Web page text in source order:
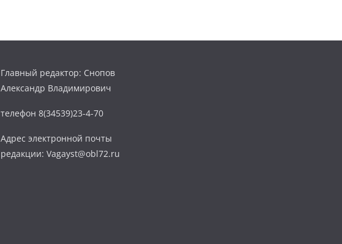
Главный редактор: Снопов
Александр Владимирович
телефон 8(34539)23-4-70
Адрес электронной почты
редакции: Vagayst@obl72.ru